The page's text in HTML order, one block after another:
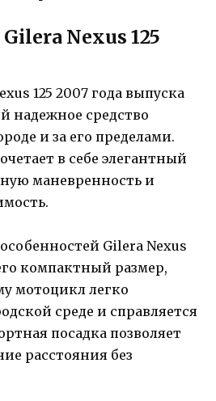
Nexus 125
125 2007 года выпуска
надежное средство
и за его пределами.
в себе элегантный
маневренность и
Gilera Nexus
компактный размер,
мотоцикл легко
среде и справляется
посадка позволяет
расстояния без